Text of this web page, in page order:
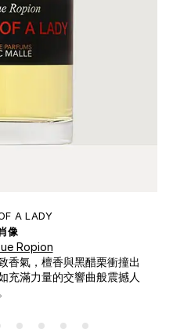
A LADY
像
Ropion
香氣，檀香與黑醋栗衝撞出
充滿力量的交響曲般震撼人